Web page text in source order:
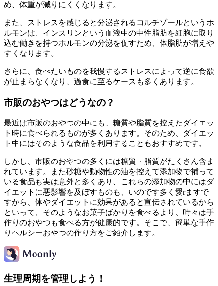
め、体重が減りにくくなります。
また、ストレスを感じると分泌されるコルチゾールというホ
ルモンは、インスリンという血液中の中性脂肪を細胞に取り
込む働きを持つホルモンの分泌を促すため、体脂肪が増えや
すくなります。
さらに、食べたいものを我慢するストレスによって逆に食欲
が止まらなくなり、過食に至るケースも多くあります。
市販のおやつはどうなの？
最近は市販のおやつの中にも、糖質や脂質を控えたダイエッ
ト時に食べられるものが多くあります。そのため、ダイエッ
ト中にはそのような食品を利用することもおすすめです。
しかし、市販のおやつの多くには糖質・脂質がたくさん含ま
れています。また砂糖や動物性の油を控えて添加物で補って
いる食品も実は意外と多くあり、これらの添加物の中にはダ
イエットに悪影響を及ぼすものも、いのです多く愛rますで
すから、体やダイエットに効果があると宣伝されているから
といって、そのようなお菓子ばかりを食べるより、時々は手
作りのおやつも食べる方が健康的です。そこで、簡単な手作
りヘルシーおやつの作り方をご紹介します。
生理周期を管理しよう！